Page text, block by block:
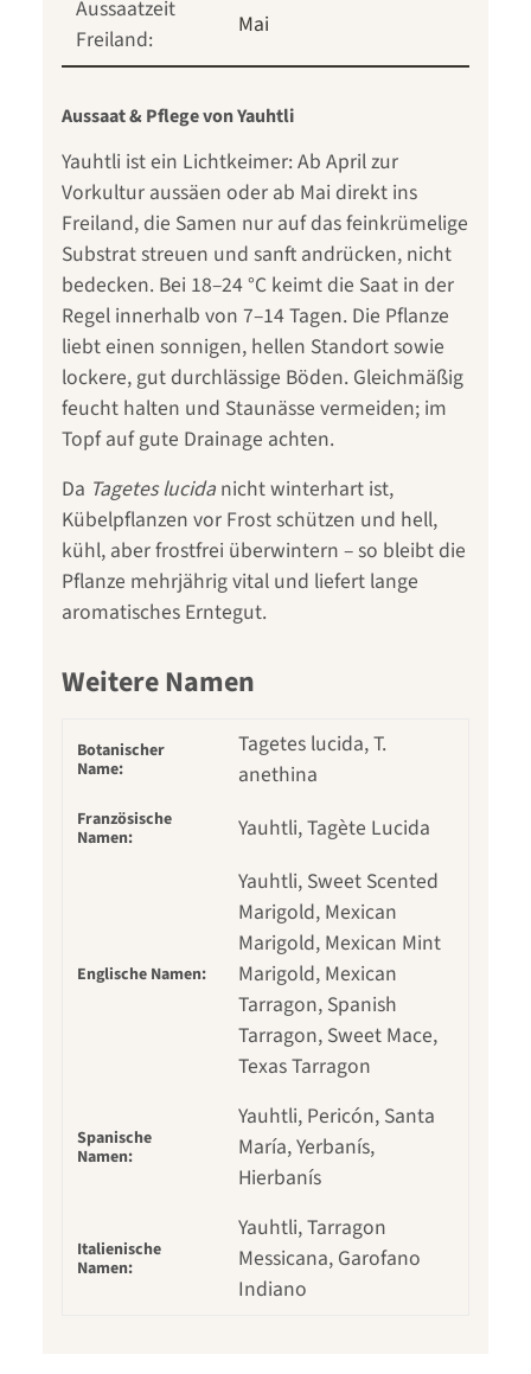
Aussaatzeit
Freiland:
Mai
Aussaat & Pflege von Yauhtli
Yauhtli ist ein Lichtkeimer: Ab April zur
Vorkultur aussäen oder ab Mai direkt ins
Freiland, die Samen nur auf das feinkrümelige
Substrat streuen und sanft andrücken, nicht
bedecken. Bei 18–24 °C keimt die Saat in der
Regel innerhalb von 7–14 Tagen. Die Pflanze
liebt einen sonnigen, hellen Standort sowie
lockere, gut durchlässige Böden. Gleichmäßig
feucht halten und Staunässe vermeiden; im
Topf auf gute Drainage achten.
Da Tagetes lucida nicht winterhart ist,
Kübelpflanzen vor Frost schützen und hell,
kühl, aber frostfrei überwintern – so bleibt die
Pflanze mehrjährig vital und liefert lange
aromatisches Erntegut.
Weitere Namen
Botanischer
Name:
Tagetes lucida, T.
anethina
Französische
Namen:
Yauhtli, Tagète Lucida
Englische Namen:
Yauhtli, Sweet Scented
Marigold, Mexican
Marigold, Mexican Mint
Marigold, Mexican
Tarragon, Spanish
Tarragon, Sweet Mace,
Texas Tarragon
Spanische
Namen:
Yauhtli, Pericón, Santa
María, Yerbanís,
Hierbanís
Italienische
Namen:
Yauhtli, Tarragon
Messicana, Garofano
Indiano